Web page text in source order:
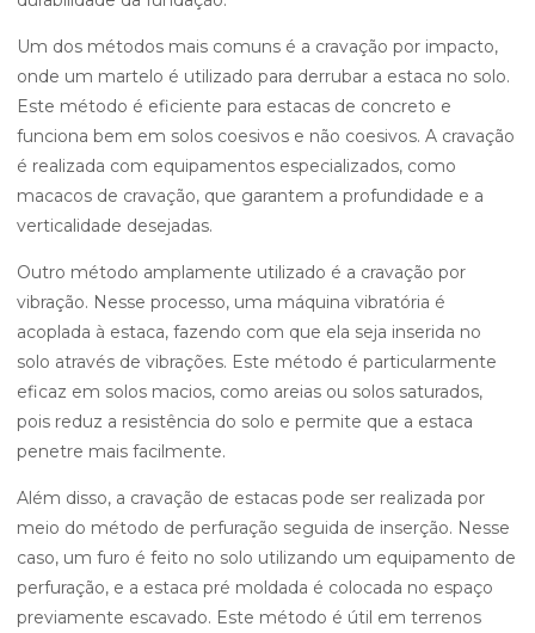
Um dos métodos mais comuns é a cravação por impacto,
onde um martelo é utilizado para derrubar a estaca no solo.
Este método é eficiente para estacas de concreto e
funciona bem em solos coesivos e não coesivos. A cravação
é realizada com equipamentos especializados, como
macacos de cravação, que garantem a profundidade e a
verticalidade desejadas.
Outro método amplamente utilizado é a cravação por
vibração. Nesse processo, uma máquina vibratória é
acoplada à estaca, fazendo com que ela seja inserida no
solo através de vibrações. Este método é particularmente
eficaz em solos macios, como areias ou solos saturados,
pois reduz a resistência do solo e permite que a estaca
penetre mais facilmente.
Além disso, a cravação de estacas pode ser realizada por
meio do método de perfuração seguida de inserção. Nesse
caso, um furo é feito no solo utilizando um equipamento de
perfuração, e a estaca pré moldada é colocada no espaço
previamente escavado. Este método é útil em terrenos